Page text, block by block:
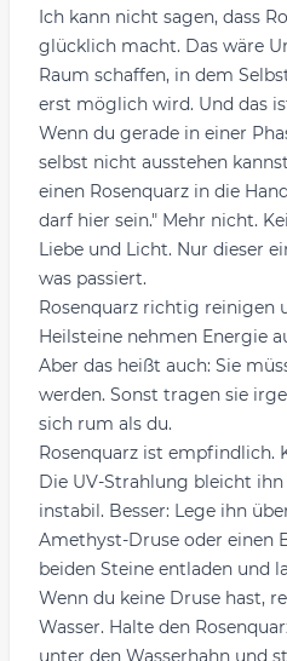
Ich kann nicht sagen, dass
glücklich macht. Das wäre
Raum schaffen, in dem
erst möglich wird. Und das
Wenn du gerade in einer
selbst nicht ausstehen
einen Rosenquarz in die
darf hier sein." Mehr nicht.
Liebe und Licht. Nur dieser
was passiert.
Rosenquarz richtig reinigen
Heilsteine nehmen Energie
Aber das heißt auch: Sie
werden. Sonst tragen sie
sich rum als du.
Rosenquarz ist empfindlich.
Die UV-Strahlung bleicht
instabil. Besser: Lege ihn
Amethyst-Druse oder einen
beiden Steine entladen und
Wenn du keine Druse hast,
Wasser. Halte den
unter den Wasserhahn und